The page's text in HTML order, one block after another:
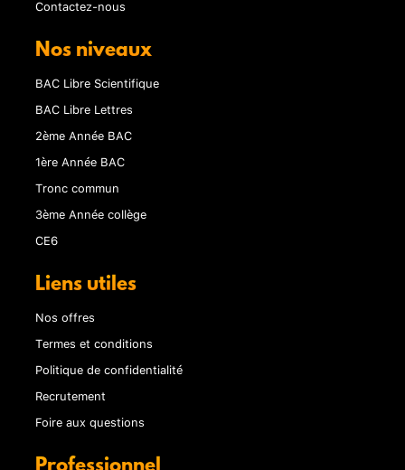
Contactez-nous
Nos niveaux
BAC Libre Scientifique
BAC Libre Lettres
2ème Année BAC
1ère Année BAC
Tronc commun
3ème Année collège
CE6
Liens utiles
Nos offres
Termes et conditions
Politique de confidentialité
Recrutement
Foire aux questions